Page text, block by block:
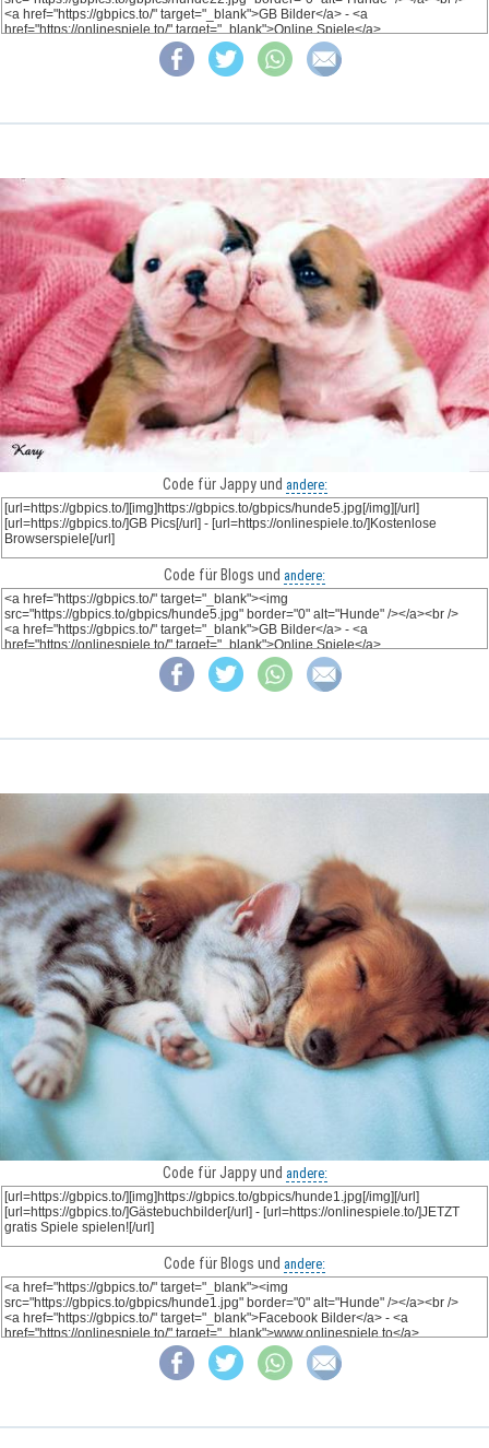
Code für Jappy und andere:
Code für Blogs und andere:
Code für Jappy und andere:
Code für Blogs und andere: